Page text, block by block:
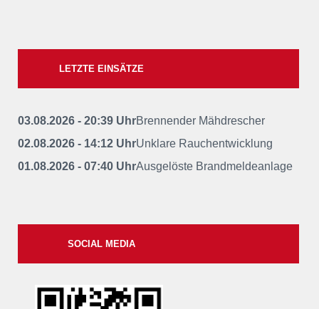
LETZTE EINSÄTZE
03.08.2026 - 20:39 UhrBrennender Mähdrescher
02.08.2026 - 14:12 UhrUnklare Rauchentwicklung
01.08.2026 - 07:40 UhrAusgelöste Brandmeldeanlage
SOCIAL MEDIA